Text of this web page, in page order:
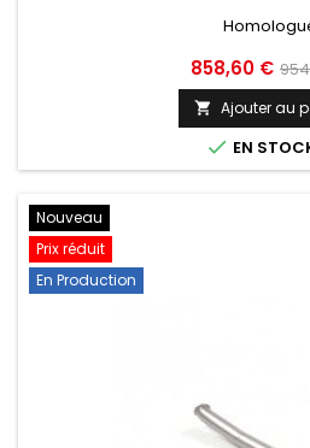
Prix
858,60 € Prix
de
 Ajouter au
 EN
Nouveau
Prix réduit
En Production